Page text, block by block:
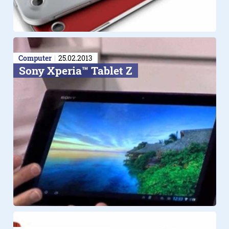
Computer 25.02.2013
Sony Xperia™ Tablet Z